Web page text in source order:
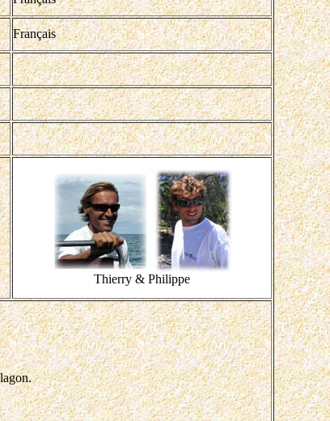
Français
Thierry & Philippe